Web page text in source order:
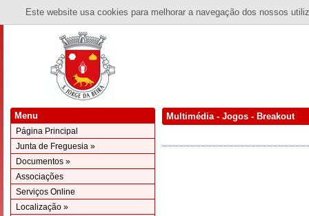
Este website usa cookies para melhorar a navegação dos nossos
Menu
Página Principal
Junta de Freguesia »
Documentos »
Associações
Serviços Online
Localização »
Multimédia - Jogos - Breakout